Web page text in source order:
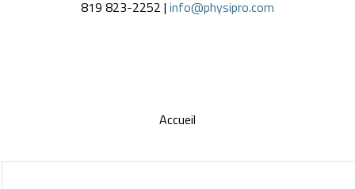
819 823-2252 | info@physipro.com
Accueil